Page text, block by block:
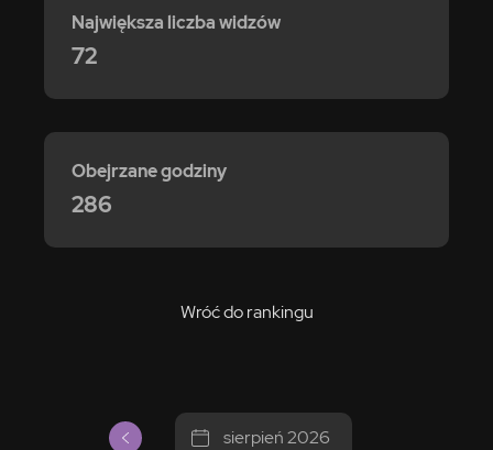
Wróć do rankingu
Największa liczba widzów
72
Obejrzane godziny
286
sierpień 2026